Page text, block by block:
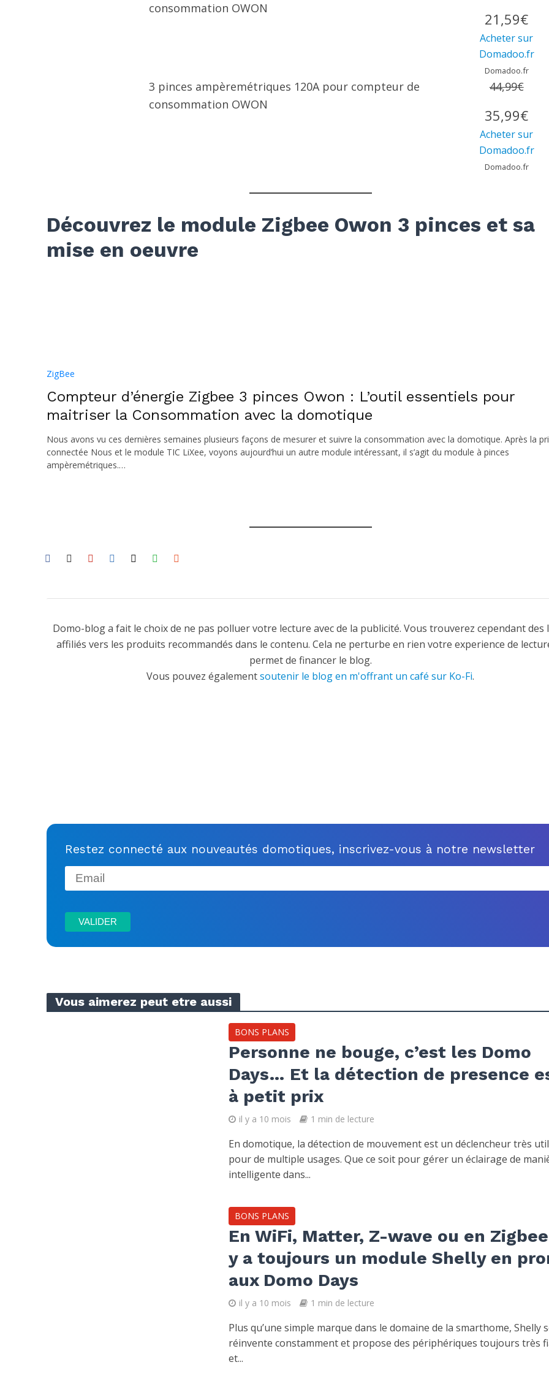
consommation OWON
21,59€
Acheter sur
Domadoo.fr
Domadoo.fr
3 pinces ampèremétriques 120A pour compteur de
consommation OWON
44,99€
35,99€
Acheter sur
Domadoo.fr
Domadoo.fr
Découvrez le module Zigbee Owon 3 pinces et sa
mise en oeuvre
ZigBee
Compteur d’énergie Zigbee 3 pinces Owon : L’outil essentiels pour
maitriser la Consommation avec la domotique
Nous avons vu ces dernières semaines plusieurs façons de mesurer et suivre la consommation avec la domotique. Après la
connectée Nous et le module TIC LiXee, voyons aujourd’hui un autre module intéressant, il s’agit du module à pinces
ampèremétriques.…
Domo-blog a fait le choix de ne pas polluer votre lecture avec de la publicité. Vous trouverez cependant des
affiliés vers les produits recommandés dans le contenu. Cela ne perturbe en rien votre experience de
permet de financer le blog.
Vous pouvez égalementsoutenir le blog en m'offrant un café sur Ko-Fi.
Restez connecté aux nouveautés domotiques, inscrivez-vous à notre newsletter
Vous aimerez peut etre aussi
BONS PLANS
Personne ne bouge, c’est les Domo
Days… Et la détection de presence
à petit prix
il y a 10 mois 1 min de lecture
En domotique, la détection de mouvement est un déclencheur très
pour de multiple usages. Que ce soit pour gérer un éclairage de
intelligente dans...
BONS PLANS
En WiFi, Matter, Z-wave ou en
y a toujours un module Shelly en
aux Domo Days
il y a 10 mois 1 min de lecture
Plus qu’une simple marque dans le domaine de la smarthome, Shelly
réinvente constamment et propose des périphériques toujours très
et...